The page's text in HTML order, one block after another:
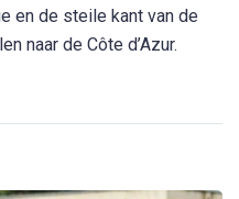
en de steile kant van de
naar de Côte d’Azur.